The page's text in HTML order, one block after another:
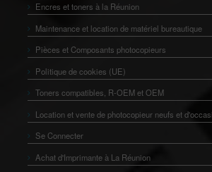
Encres et toners à la Réunion
Maintenance et location de matériel bureautique
Pièces et Composants photocopieurs
Politique de cookies (UE)
Toners compatibles, R-OEM et OEM
Location et vente de photocopieur neufs et
Se Connecter
Achat d'Imprimante à La Réunion